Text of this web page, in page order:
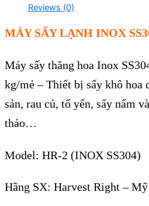
Reviews (0)
MÁY SẤY LẠNH INOX
Máy sấy thăng hoa Inox
kg/mẻ – Thiết bị sấy khô hoa
sản, rau củ, tổ yến, sấy nấm
thảo…
Model: HR-2 (INOX SS304)
Hãng SX: Harvest Right – Mỹ